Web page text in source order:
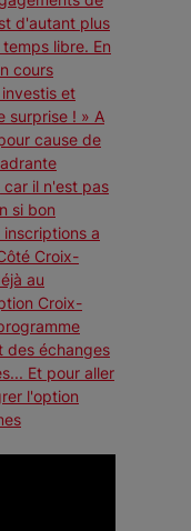
d'autant plus
libre. En
cours
et
surprise ! » A
cause de
il n'est pas
si bon
a
Croix-
au
Croix-
des échanges
Et pour aller
l'option